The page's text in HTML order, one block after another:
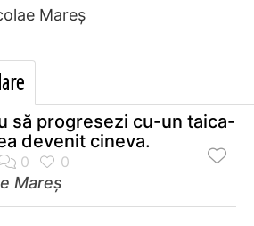
Mareș
să progresezi cu-un taica-
devenit cineva.
Mareș